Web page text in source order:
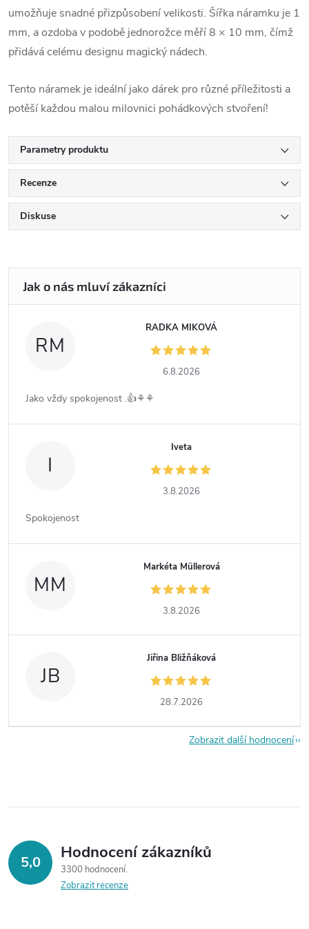
umožňuje snadné přizpůsobení velikosti. Šířka náramku je 1
mm, a ozdoba v podobě jednorožce měří 8 × 10 mm, čímž
přidává celému designu magický nádech.
Tento náramek je ideální jako dárek pro různé příležitosti a
potěší každou malou milovnici pohádkových stvoření!
Parametry produktu
Recenze
Diskuse
RM
RADKA MIKOVÁ
6.8.2026
Jako vždy spokojenost .👍⚘️⚘️
I
Iveta
3.8.2026
Spokojenost
MM
Markéta Müllerová
3.8.2026
JB
Jiřina Bližňáková
28.7.2026
Zobrazit další hodnocení
5,0 Hodnocení zákazníků
3300 hodnocení
Zobrazit recenze